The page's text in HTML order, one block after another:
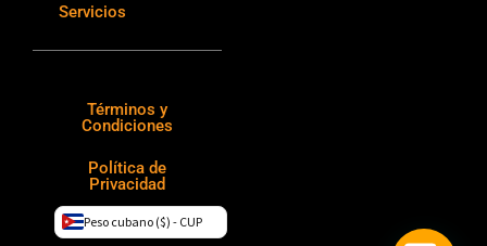
Servicios
Términos y
Condiciones
Política de
Privacidad
Peso cubano ($) - CUP